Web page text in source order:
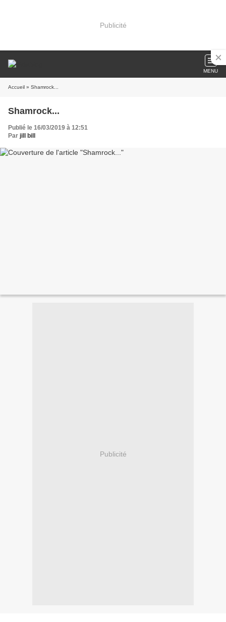
Publicité
MENU
Accueil » Shamrock...
Shamrock...
Publié le 16/03/2019 à 12:51
Par jill bill
Publicité